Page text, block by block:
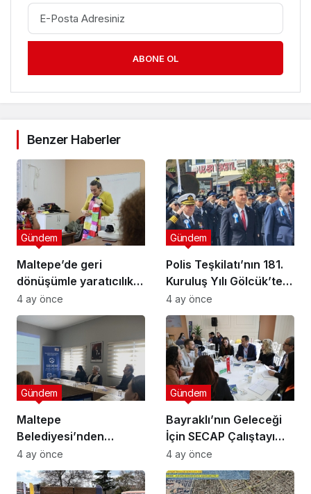
ABONE OL
Benzer Haberler
Maltepe’de geri
dönüşümle yaratıcılık
buluştu
Gündem
4 ay önce
Polis Teşkilatı’nın 181.
Kuruluş Yılı Gölcük’te
Törenle Kutlandı
Gündem
4 ay önce
Maltepe
Belediyesi’nden
Muhtarlara Toplumsal
Cinsiyet Eşitliği
Semineri
Gündem
4 ay önce
Bayraklı’nın Geleceği
İçin SECAP Çalıştayı
Düzenlendi
Gündem
4 ay önce